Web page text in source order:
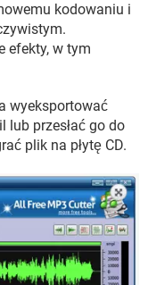
kodowaniu i
efekty, w tym
wyeksportować
lub przesłać go do
plik na płytę CD.